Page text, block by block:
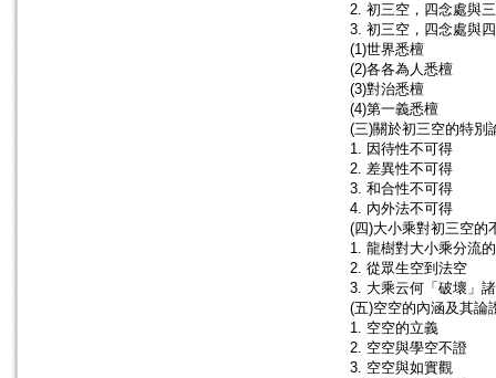
2. 初三空，四念處與
3. 初三空，四念處與
(1)世界悉檀
(2)各各為人悉檀
(3)對治悉檀
(4)第一義悉檀
(三)關於初三空的特別
1. 因待性不可得
2. 差異性不可得
3. 和合性不可得
4. 內外法不可得
(四)大小乘對初三空的
1. 龍樹對大小乘分流
2. 從眾生空到法空
3. 大乘云何「破壞」
(五)空空的內涵及其論
1. 空空的立義
2. 空空與學空不證
3. 空空與如實觀